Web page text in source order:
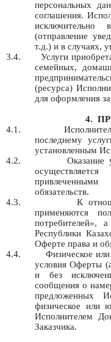
персональных
соглашения.
исключительно
(отправление
т.д.) и в случаях,
3.4.
Услуги
семейных,
(ресурса)
для оформления
4.
4.1.
последнему
установленным
4.2.
Оказание
обязательств.
4.3.
К
применяются
потребителей»,
Республики
Оферте права и
4.4.
Физическое
условия Оферты
и без
сообщения о
предложенных
физическое или
Исполнителем
Заказчика.